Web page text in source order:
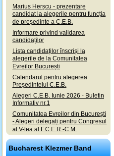
Marius Herșcu - prezentare
candidat la alegerile pentru funcția
de președinte a C.E.B.
Informare privind validarea
candidaților
Lista candidaților înscriși la
alegerile de la Comunitatea
Evreilor București
Calendarul pentru alegerea
Președintelui C.E.B.
Alegeri C.E.B. Iunie 2026 - Buletin
Informativ nr.1
Comunitatea Evreilor din București
- Alegeri delegați pentru Congresul
al V-lea al F.C.E.R.-C.M.
Bucharest Klezmer Band